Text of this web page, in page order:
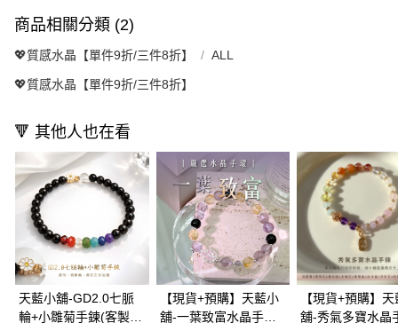
商品相關分類 (2)
💖質感水晶【單件9折/三件8折】 ALL
💖質感水晶【單件9折/三件8折】
🔻 其他人也在看
天藍小舖-GD2.0七脈
輪+小雛菊手鍊(客製手
【現貨+預購】天藍小
舖-一葉致富水晶手環
【現貨+預購】
舖-秀氣多寶水晶